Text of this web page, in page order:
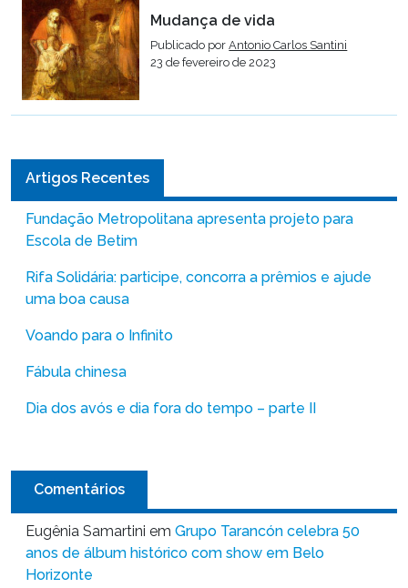
Mudança de vida
Publicado porAntonio Carlos Santini
23 de fevereiro de 2023
Artigos Recentes
Fundação Metropolitana apresenta projeto para
Escola de Betim
Rifa Solidária: participe, concorra a prêmios e ajude
uma boa causa
Voando para o Infinito
Fábula chinesa
Dia dos avós e dia fora do tempo – parte II
Comentários
Eugênia Samartini em Grupo Tarancón celebra 50
anos de álbum histórico com show em Belo
Horizonte